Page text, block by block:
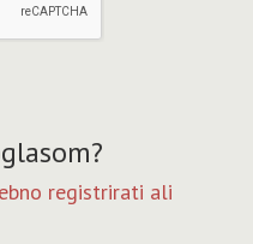
registrirati ali